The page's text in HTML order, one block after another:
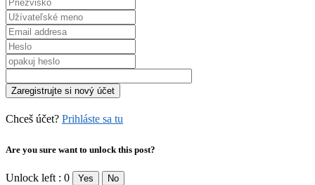
Chceš účet? Prihláste sa tu
Are you sure want to unlock this post?
Unlock left : 0 Yes No